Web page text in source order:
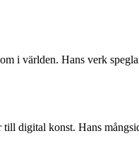
i världen. Hans verk
digital konst. Hans